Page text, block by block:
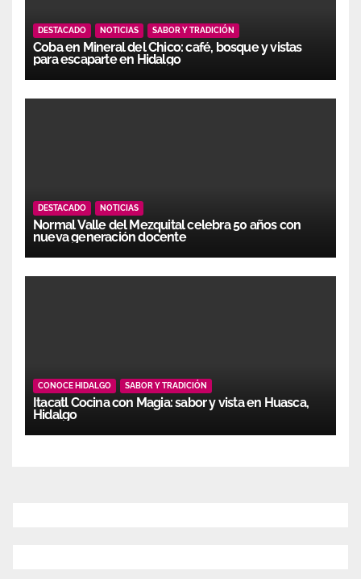
DESTACADO NOTICIAS SABOR Y TRADICIÓN
Coba en Mineral del Chico: café, bosque y vistas
para escaparte en Hidalgo
DESTACADO NOTICIAS
Normal Valle del Mezquital celebra 50 años con
nueva generación docente
CONOCE HIDALGO SABOR Y TRADICIÓN
Itacatl Cocina con Magia: sabor y vista en Huasca,
Hidalgo